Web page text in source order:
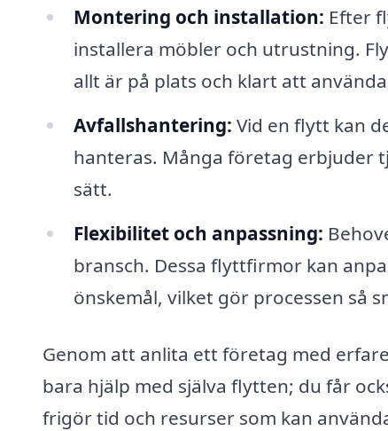
Montering och installation: Efter
installera möbler och utrustning.
allt är på plats och klart att
Avfallshantering: Vid en flytt kan
hanteras. Många företag erbjuder
sätt.
Flexibilitet och anpassning:
bransch. Dessa flyttfirmor kan
önskemål, vilket gör processen så
Genom att anlita ett företag med
bara hjälp med själva flytten; du får
frigör tid och resurser som kan